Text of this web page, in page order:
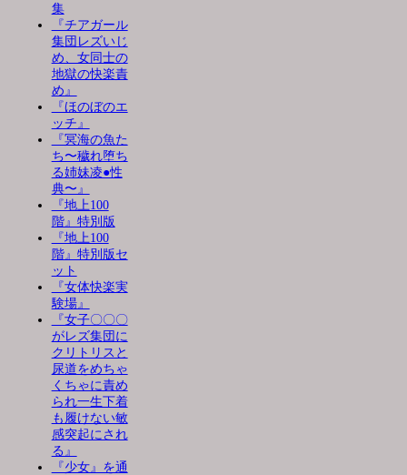
集
『チアガール
集団レズいじ
め、女同士の
地獄の快楽責
め』
『ほのぼのエ
ッチ』
『冥海の魚た
ち〜穢れ堕ち
る姉妹凌●性
典〜』
『地上100
階』特別版
『地上100
階』特別版セ
ット
『女体快楽実
験場』
『女子〇〇〇
がレズ集団に
クリトリスと
尿道をめちゃ
くちゃに責め
られ一生下着
も履けない敏
感突起にされ
る』
『少女』を通